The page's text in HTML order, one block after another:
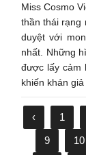
Miss Cosmo
thần thái rạng
duyệt với
nhất. Những
được lấy cảm
khiến khán
‹ 1
9
10